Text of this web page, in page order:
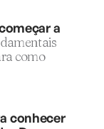
a
como
conhecer